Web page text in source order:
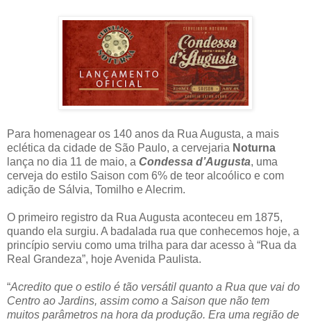
Para homenagear os 140 anos da Rua Augusta, a mais
eclética da cidade de São Paulo, a cervejaria Noturna
lança no dia 11 de maio, a Condessa d’Augusta, uma
cerveja do estilo Saison com 6% de teor alcoólico e com
adição de Sálvia, Tomilho e Alecrim.
O primeiro registro da Rua Augusta aconteceu em 1875,
quando ela surgiu. A badalada rua que conhecemos hoje, a
princípio serviu como uma trilha para dar acesso à “Rua da
Real Grandeza”, hoje Avenida Paulista.
“Acredito que o estilo é tão versátil quanto a Rua que vai do
Centro ao Jardins, assim como a Saison que não tem
muitos parâmetros na hora da produção. Era uma região de